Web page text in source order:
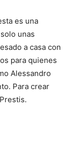
es una
unas
a casa con
para quienes
Alessandro
Para crear